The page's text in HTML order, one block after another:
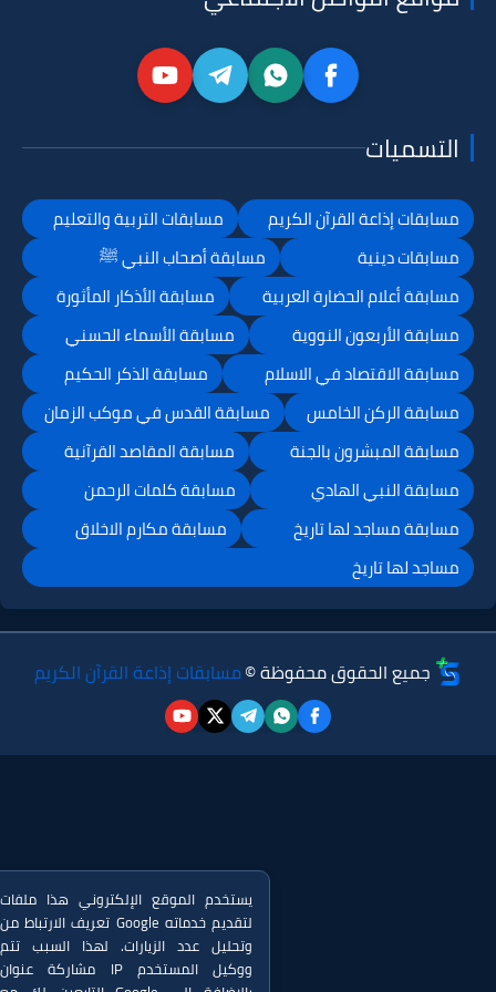
التسميات
مسابقات إذاعة القرآن الكريم
مسابقات التربية والتعليم
مسابقات دينية
مسابقة أصحاب النبي ﷺ
مسابقة أعلام الحضارة العربية
مسابقة الأذكار المأثورة
مسابقة الأربعون النووية
مسابقة الأسماء الحسني
مسابقة الاقتصاد في الاسلام
مسابقة الذكر الحكيم
مسابقة الركن الخامس
مسابقة القدس في موكب الزمان
مسابقة المبشرون بالجنة
مسابقة المقاصد القرآنية
مسابقة النبي الهادي
مسابقة كلمات الرحمن
مسابقة مساجد لها تاريخ
مسابقة مكارم الاخلاق
مساجد لها تاريخ
جميع الحقوق محفوظة ©مسابقات إذاعة القرآن الكريم
يستخدم الموقع الإلكتروني هذا ملفات
تعريف الارتباط من Google لتقديم خدماته
وتحليل عدد الزيارات. لهذا السبب تتم
مشاركة عنوان IP ووكيل المستخدم